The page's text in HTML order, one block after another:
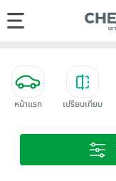
หน้าแรก เปรียบเทียบ